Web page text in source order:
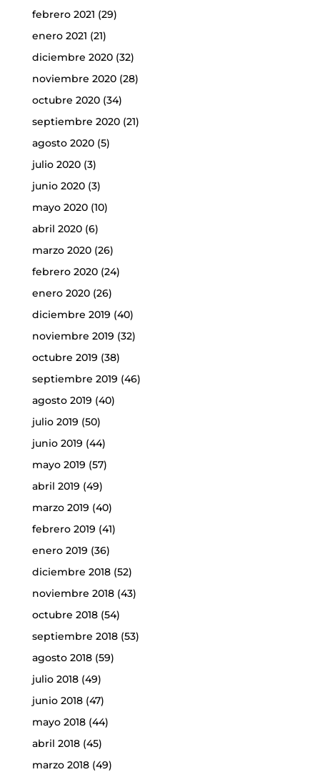
febrero 2021 (29)
enero 2021 (21)
diciembre 2020(32)
noviembre 2020(28)
octubre 2020(34)
septiembre 2020(21)
agosto 2020(5)
julio 2020(3)
junio 2020(3)
mayo 2020(10)
abril 2020(6)
marzo 2020(26)
febrero 2020(24)
enero 2020(26)
diciembre 2019 (40)
noviembre 2019 (32)
octubre 2019 (38)
septiembre 2019 (46)
agosto 2019 (40)
julio 2019 (50)
junio 2019 (44)
mayo 2019 (57)
abril 2019 (49)
marzo 2019 (40)
febrero 2019 (41)
enero 2019 (36)
diciembre 2018(52)
noviembre 2018(43)
octubre 2018(54)
septiembre 2018(53)
agosto 2018(59)
julio 2018(49)
junio 2018(47)
mayo 2018(44)
abril 2018(45)
marzo 2018(49)